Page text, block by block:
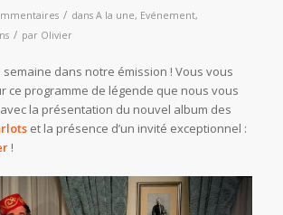
/ dans A la une, Evénement,
/ par Olivier
semaine dans notre émission ! Vous vous
ce programme de légende que nous vous
la présentation du nouvel album des
et la présence d’un invité exceptionnel :
!